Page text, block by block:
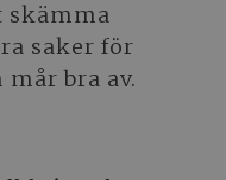
skämma
saker för
mår bra av.